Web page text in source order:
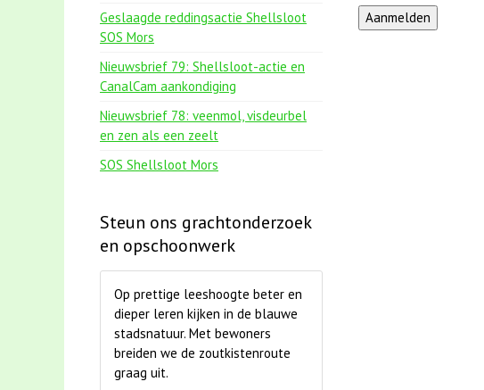
Geslaagde reddingsactie Shellsloot
SOS Mors
Nieuwsbrief 79: Shellsloot-actie en
CanalCam aankondiging
Nieuwsbrief 78: veenmol, visdeurbel
en zen als een zeelt
SOS Shellsloot Mors
Steun ons grachtonderzoek
en opschoonwerk
Op prettige leeshoogte beter en
dieper leren kijken in de blauwe
stadsnatuur. Met bewoners
breiden we de zoutkistenroute
graag uit.